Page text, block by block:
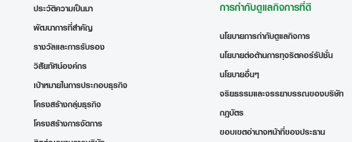
ประวัติความเป็นมา
พัฒนาการที่สำคัญ
รางวัลและการรับรอง
วิสัยทัศน์องค์กร
เป้าหมายในการประกอบธุรกิจ
โครงสร้างกลุ่มธุรกิจ
โครงสร้างการจัดการ
การกำกับดูแลกิจการที่ดี
นโยบายการกำกับดูแลกิจการ
นโยบายต่อต้านการทุจริตคอร์รัปชั่น
นโยบายอื่นๆ
จริยธรรมและจรรยาบรรณของบริษัท
กฎบัตร
ขอบเขตอำนาจหน้าที่ของประธาน